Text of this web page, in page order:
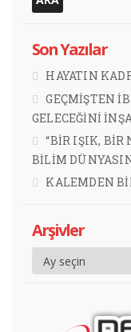
Son Yazılar
HAYATIN
GEÇMİŞTEN
GELECEĞİNİ
“BİR IŞIK, BİR
BİLİM
KALEMDEN
Arşivler